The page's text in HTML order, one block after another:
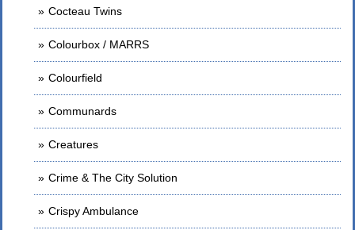
Cocteau Twins
Colourbox / MARRS
Colourfield
Communards
Creatures
Crime & The City Solution
Crispy Ambulance